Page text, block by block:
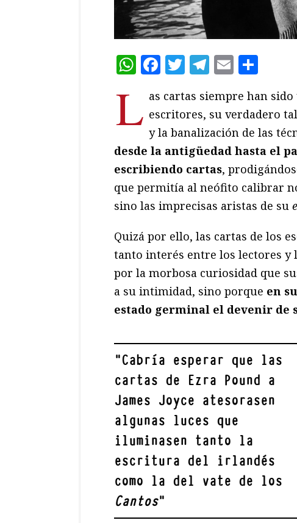
WhatsApp
Facebook
Twitter
Telegram
Email
L as cartas siempre han
escritores, su verdadero
y la banalización de las
desde la antigüedad hasta el
escribiendo cartas,
que permitía al neófito calibrar
sino las imprecisas aristas de su
Quizá por ello, las cartas de los
tanto interés entre los lectores y
por la morbosa curiosidad que
a su intimidad, sino porque en
estado germinal el devenir de
"Cabría esperar que las
cartas de Ezra Pound a
James Joyce atesorasen
algunas luces que
iluminasen tanto la
escritura del irlandés
como la del vate de los
Cantos"